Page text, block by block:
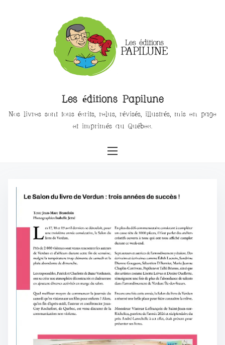
Les éditions Papilune
Nos livres sont tous écrits, relus, révisés, illustrés, mis en page
et imprimés au Québec.